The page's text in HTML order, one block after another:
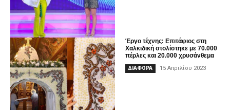
Έργο τέχνης: Επιτάφιος στη
Χαλκιδική στολίστηκε με 70.000
πέρλες και 20.000 χρυσάνθεμα
ΔΙΑΦΟΡΑ 15 Απριλίου 2023